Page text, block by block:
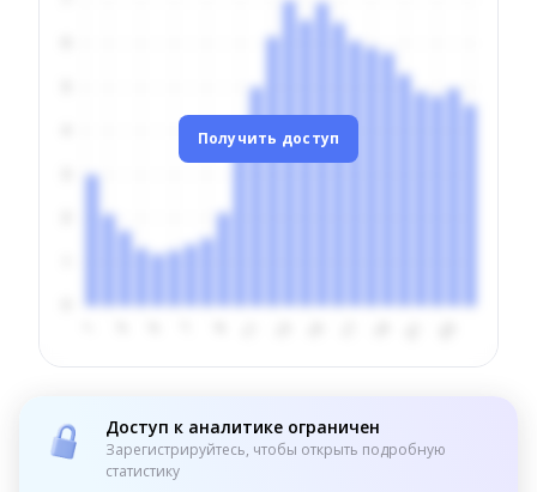
Получить доступ
Доступ к аналитике ограничен
Зарегистрируйтесь, чтобы открыть подробную
статистику